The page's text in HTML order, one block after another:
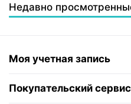
Недавно
Моя учетная запись
Покупательский сервис